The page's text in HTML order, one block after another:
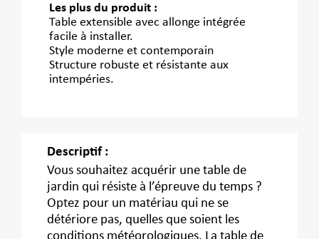
Les plus du produit :
Table extensible avec allonge intégrée
facile à installer.
Style moderne et contemporain
Structure robuste et résistante aux
intempéries.
Descriptif :
Vous souhaitez acquérir une table de
jardin qui résiste à l’épreuve du temps ?
Optez pour un matériau qui ne se
détériore pas, quelles que soient les